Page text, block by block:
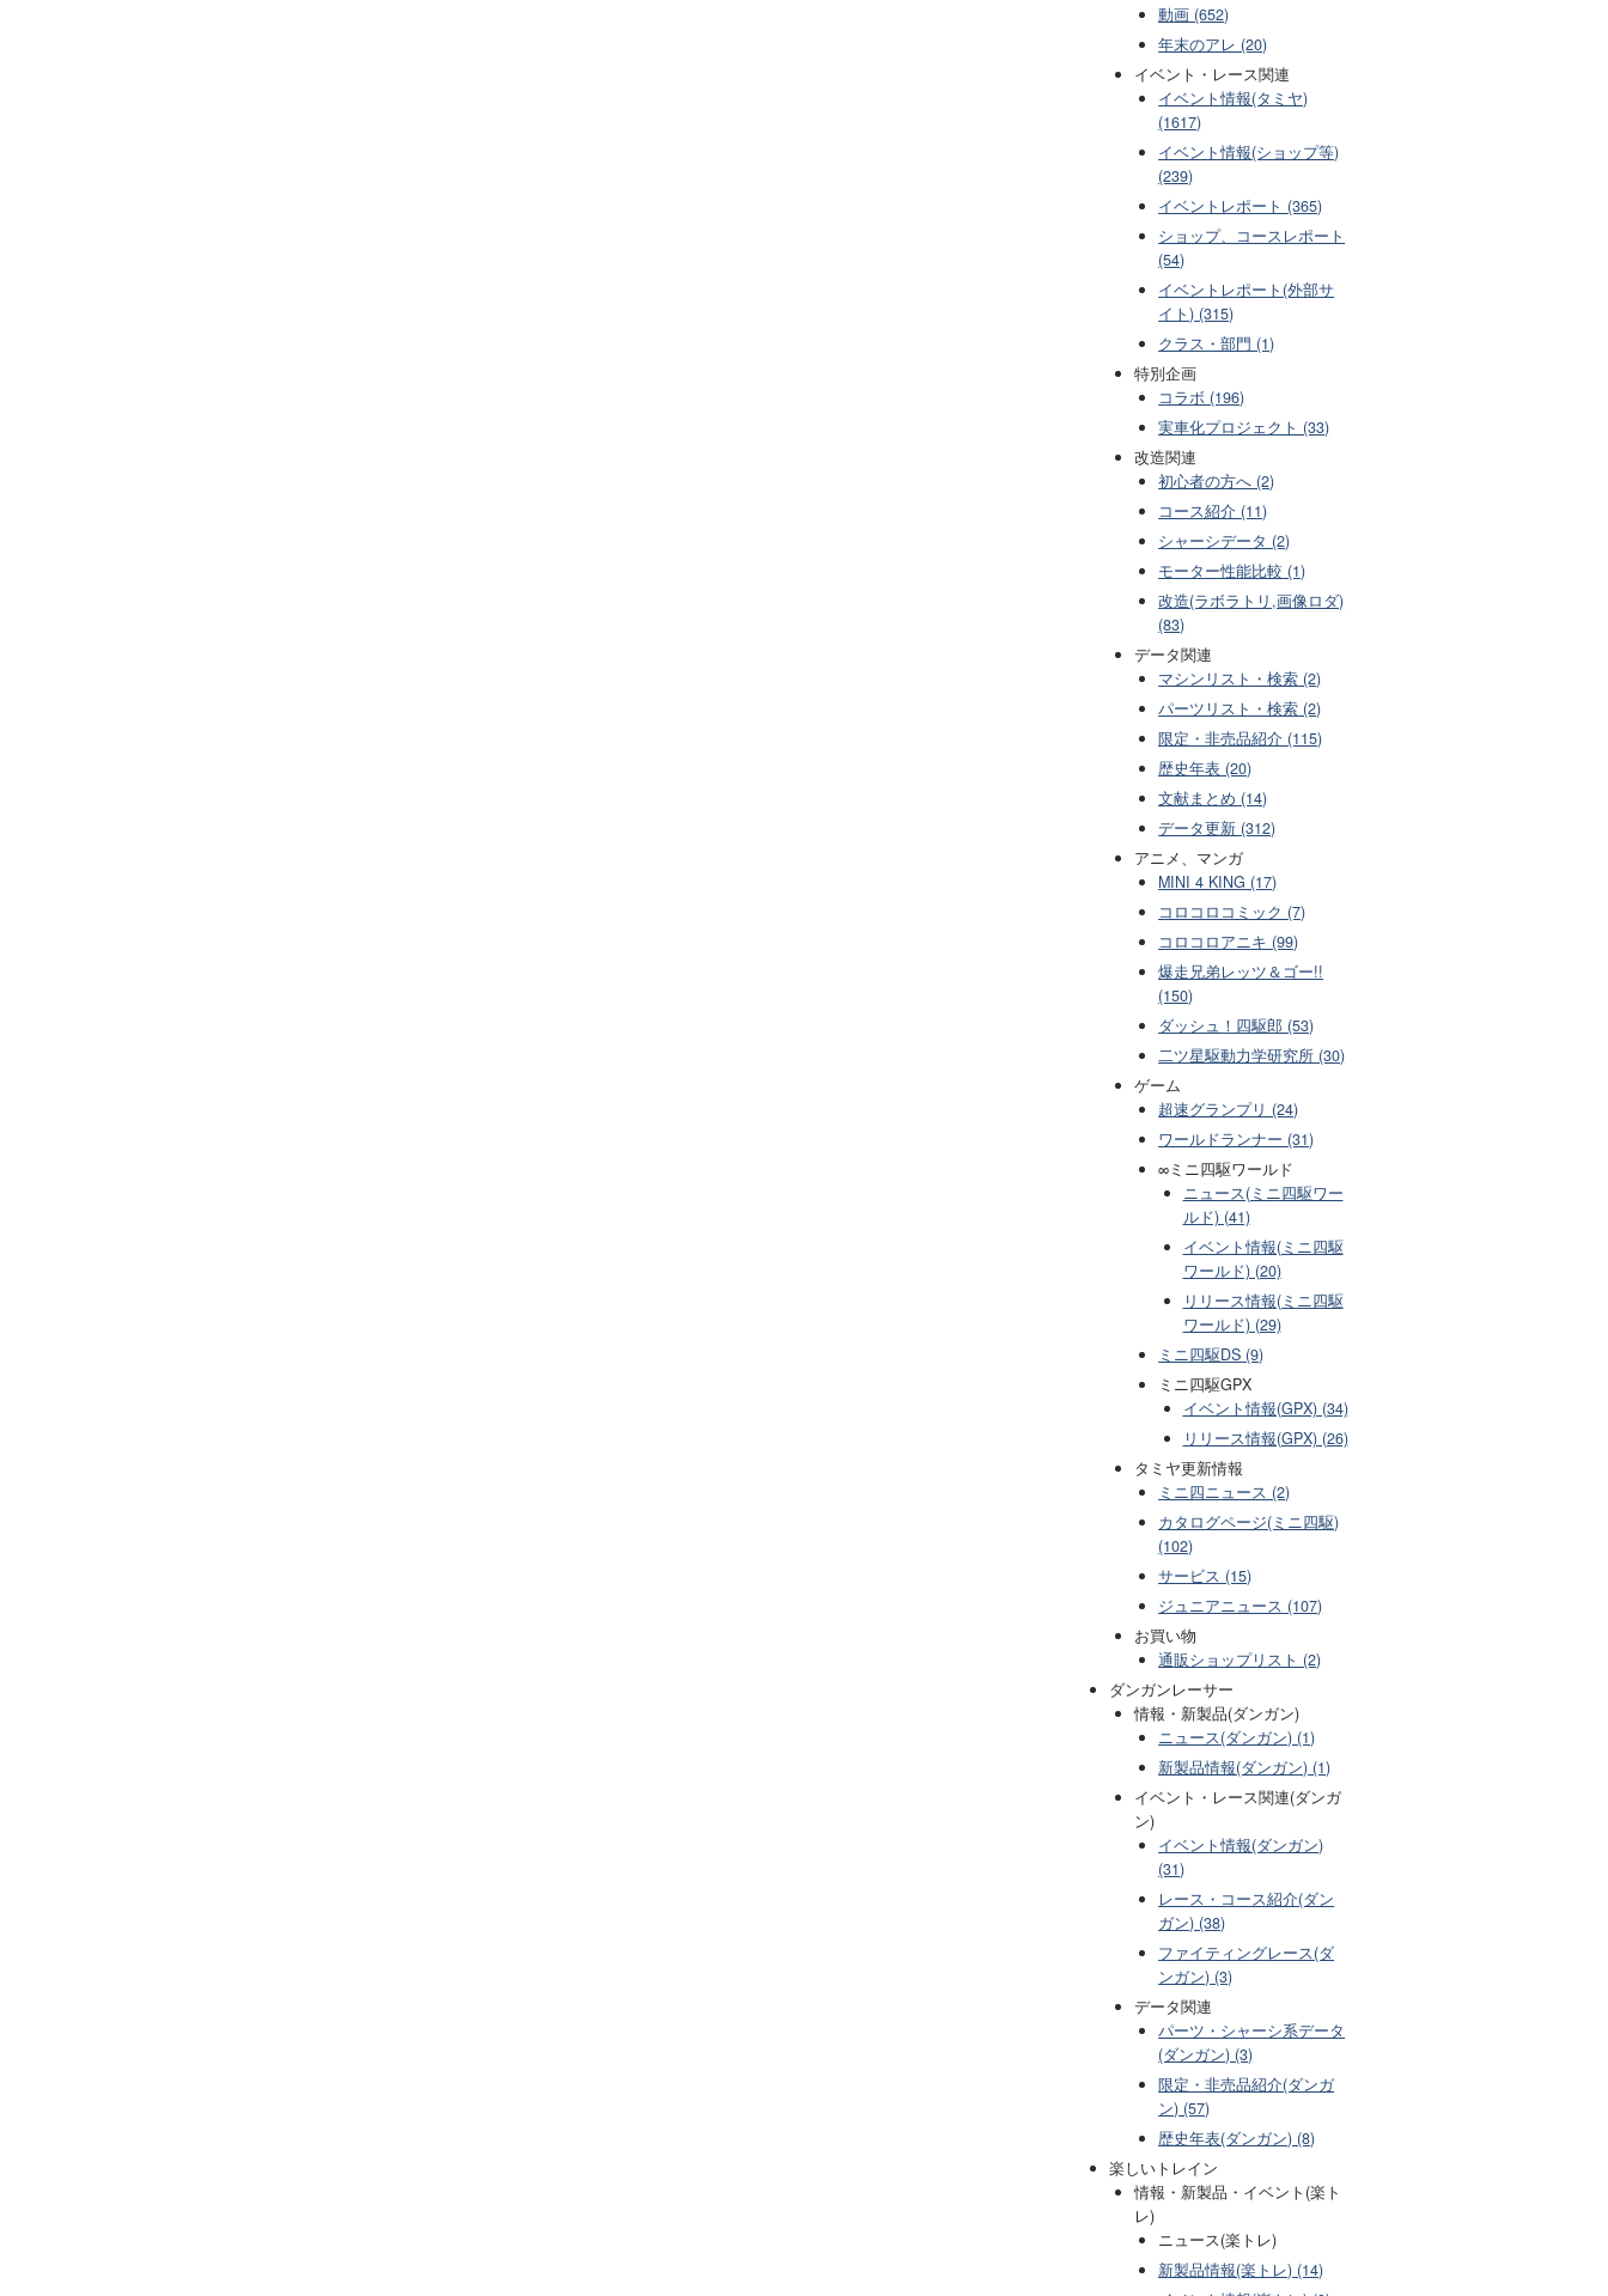
動画 (652)
年末のアレ (20)
イベント・レース関連
イベント情報(タミヤ)
(1617)
イベント情報(ショップ等)
(239)
イベントレポート (365)
ショップ、コースレポート
(54)
イベントレポート(外部サ
イト) (315)
クラス・部門 (1)
特別企画
コラボ (196)
実車化プロジェクト (33)
改造関連
初心者の方へ (2)
コース紹介 (11)
シャーシデータ (2)
モーター性能比較 (1)
改造(ラボラトリ,画像ロダ)
(83)
データ関連
マシンリスト・検索 (2)
パーツリスト・検索 (2)
限定・非売品紹介 (115)
歴史年表 (20)
文献まとめ (14)
データ更新 (312)
アニメ、マンガ
MINI 4 KING (17)
コロコロコミック (7)
コロコロアニキ (99)
爆走兄弟レッツ＆ゴー!!
(150)
ダッシュ！四駆郎 (53)
二ツ星駆動力学研究所 (30)
ゲーム
超速グランプリ (24)
ワールドランナー (31)
∞ミニ四駆ワールド
ニュース(ミニ四駆ワー
ルド) (41)
イベント情報(ミニ四駆
ワールド) (20)
リリース情報(ミニ四駆
ワールド) (29)
ミニ四駆DS (9)
ミニ四駆GPX
イベント情報(GPX) (34)
リリース情報(GPX) (26)
タミヤ更新情報
ミニ四ニュース (2)
カタログページ(ミニ四駆)
(102)
サービス (15)
ジュニアニュース (107)
お買い物
通販ショップリスト (2)
ダンガンレーサー
情報・新製品(ダンガン)
ニュース(ダンガン) (1)
新製品情報(ダンガン) (1)
イベント・レース関連(ダンガ
ン)
イベント情報(ダンガン)
(31)
レース・コース紹介(ダン
ガン) (38)
ファイティングレース(ダ
ンガン) (3)
データ関連
パーツ・シャーシ系データ
(ダンガン) (3)
限定・非売品紹介(ダンガ
ン) (57)
歴史年表(ダンガン) (8)
楽しいトレイン
情報・新製品・イベント(楽ト
レ)
ニュース(楽トレ)
新製品情報(楽トレ) (14)